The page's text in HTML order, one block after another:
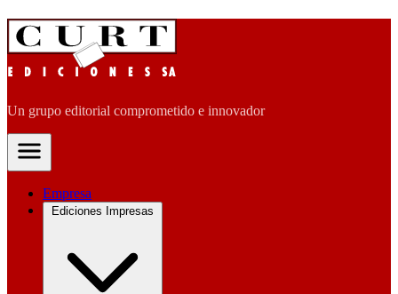
Un grupo editorial comprometido e innovador
Empresa
Ediciones Impresas